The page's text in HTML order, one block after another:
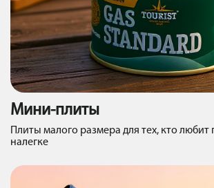
Мини-плиты
Плиты малого размера для тех, кто любит
налегке